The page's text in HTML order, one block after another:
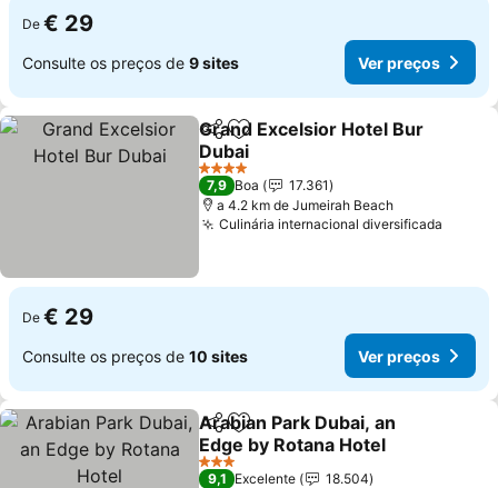
De € 29
Consulte os preços de 9 sites Ver preços
PartilharAdicionar aos favoritos
Grand Excelsior Hotel Bur
Dubai
Ver preços
4 Estrelas
7,9 Boa
17.361
a 4.2 km de Jumeirah Beach
Culinária internacional diversificada
De € 29
Consulte os preços de 10 sites Ver preços
PartilharAdicionar aos favoritos
Arabian Park Dubai, an
Edge by Rotana Hotel
Ver preços
3 Estrelas
9,1 Excelente
18.504